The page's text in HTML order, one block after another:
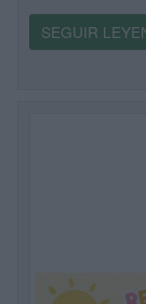
SEGUIR